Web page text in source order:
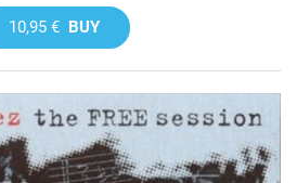
10,95 € BUY